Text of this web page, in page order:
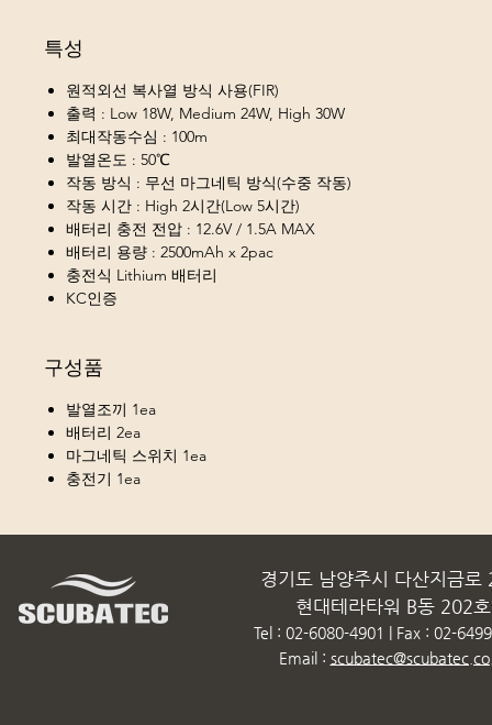
특성
원적외선 복사열 방식 사용(FIR)
출력 : Low 18W, Medium 24W, High 30W
최대작동수심 : 100m
발열온도 : 50℃
작동 방식 : 무선 마그네틱 방식(수중 작동)
작동 시간 : High 2시간(Low 5시간)
배터리 충전 전압 : 12.6V / 1.5A MAX
배터리 용량 : 2500mAh x 2pac
충전식 Lithium 배터리
KC인증
구성품
발열조끼 1ea
배터리 2ea
마그네틱 스위치 1ea
충전기 1ea
경기도 남양주시 다산지금로
현대테라타워 B동 202호
Tel : 02-6080-4901 | Fax : 02-
Email :